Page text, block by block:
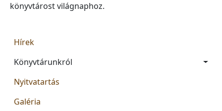
Main navigation
Hírek
Könyvtárunkról
Nyitvatartás
Galéria
könyvtárost világnaphoz.